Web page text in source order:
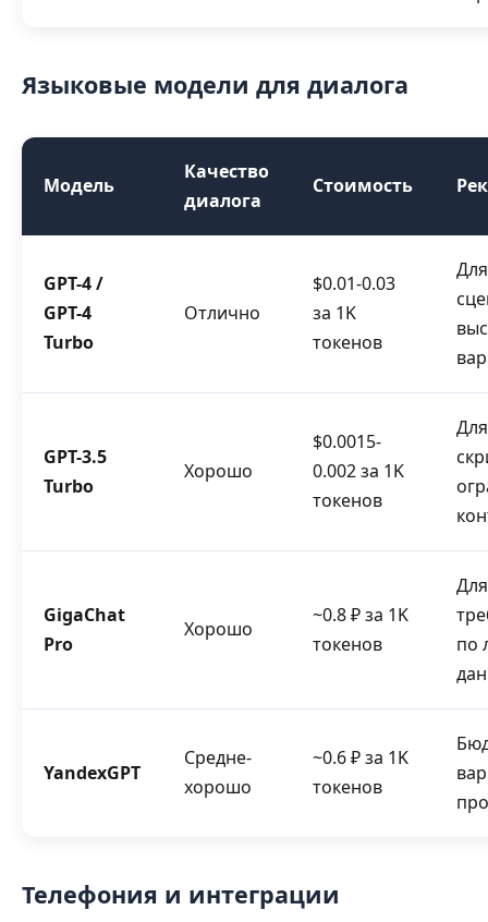
Языковые модели для диалога
Модель
Качество
диалога
Стоимость
GPT-4 /
GPT-4
Turbo
Отлично
$0.01-0.03
за 1K
токенов
GPT-3.5
Turbo
Хорошо
$0.0015-
0.002 за 1K
токенов
GigaChat
Pro
Хорошо
~0.8 ₽ за 1K
токенов
по
YandexGPT
Средне-
хорошо
~0.6 ₽ за 1K
токенов
Телефония и интеграции